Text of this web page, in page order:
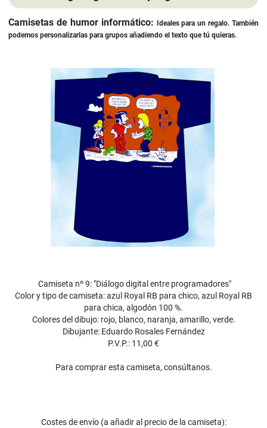
Camisetas de humor informático:
Ideales para un regalo. También
podemos personalizarlas para grupos añadiendo el texto que tú quieras.
Camiseta nº 9: "Diálogo digital entre programadores"
Color y tipo de camiseta: azul Royal RB para chico, azul Royal RB
para chica, algodón 100 %.
Colores del dibujo: rojo, blanco, naranja, amarillo, verde.
Dibujante: Eduardo Rosales Fernández
P.V.P.: 11,00 €
Para comprar esta camiseta, consúltanos.
Costes de envío (a añadir al precio de la camiseta):